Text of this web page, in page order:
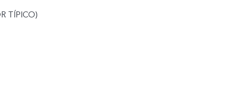
TÍPICO)